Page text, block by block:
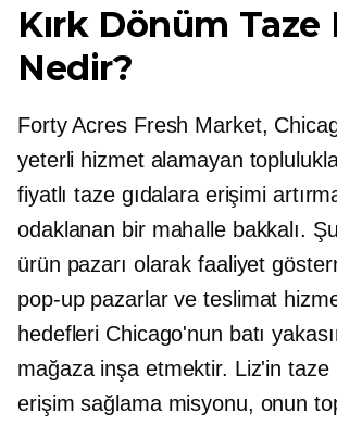
Kırk Dönüm Taze
Nedir?
Forty Acres Fresh Market,
yeterli hizmet alamayan
fiyatlı taze gıdalara erişimi
odaklanan bir mahalle bakkalı.
ürün pazarı olarak faaliyet
pop-uppazarlar ve teslimat
hedefleri Chicago'nun batı
mağaza inşa etmektir. Liz'in taze
erişim sağlama misyonu, onun